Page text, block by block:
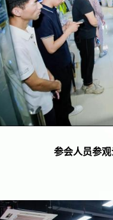
参会人员参